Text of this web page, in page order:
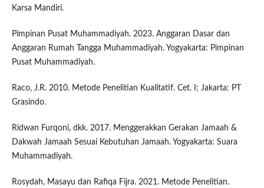
Karsa Mandiri.
Pimpinan Pusat Muhammadiyah. 2023. Anggaran Dasar dan
Anggaran Rumah Tangga Muhammadiyah. Yogyakarta: Pimpinan
Pusat Muhammadiyah.
Raco, J.R. 2010. Metode Penelitian Kualitatif. Cet. I; Jakarta: PT
Grasindo.
Ridwan Furqoni, dkk. 2017. Menggerakkan Gerakan Jamaah &
Dakwah Jamaah Sesuai Kebutuhan Jamaah. Yogyakarta: Suara
Muhammadiyah.
Rosydah, Masayu dan Rafiqa Fijra. 2021. Metode Penelitian.